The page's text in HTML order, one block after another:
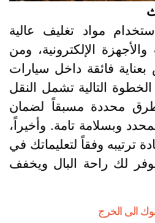
مواد تغليف عالية
الإلكترونية، ومن
فائقة داخل سيارات
التالية تشمل النقل
محددة مسبقاً لضمان
وبسلامة تامة. وأخيراً،
وفقاً لتعليماتك في
لك راحة البال ويخفف